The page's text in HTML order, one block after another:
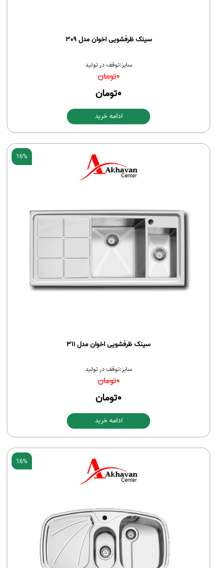
سینک ظرفشویی اخوان مدل 309
سایز:توقف در تولید
0تومان
0تومان
ادامه خرید
16%
سینک ظرفشویی اخوان مدل 311
سایز:توقف در تولید
0تومان
0تومان
ادامه خرید
16%